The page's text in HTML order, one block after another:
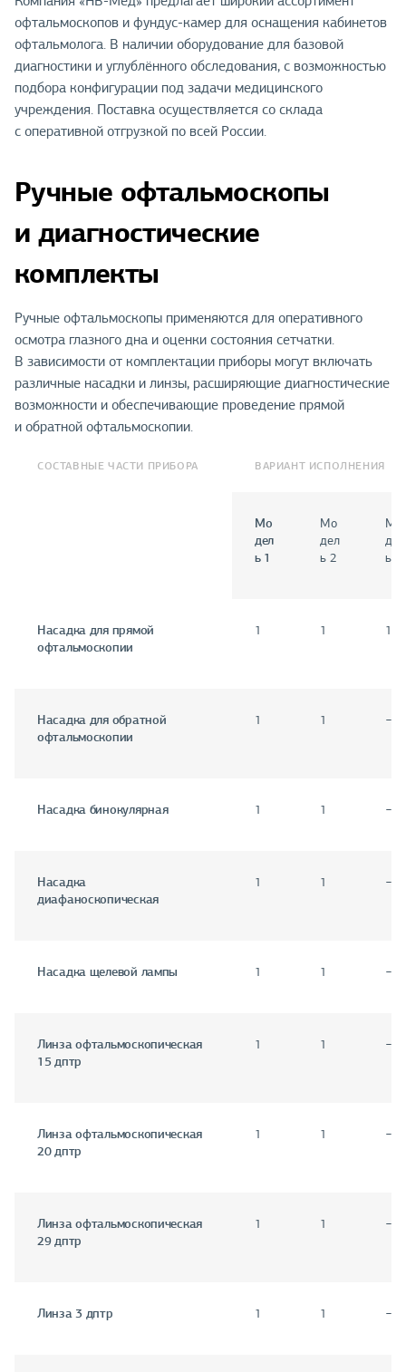
офтальмоскопов и фундус-камер для оснащения кабинетов
офтальмолога. В наличии оборудование для базовой
диагностики и углублённого обследования, с возможностью
подбора конфигурации под задачи медицинского
учреждения. Поставка осуществляется со склада
с оперативной отгрузкой по всей России.
Ручные офтальмоскопы
и диагностические
комплекты
Ручные офтальмоскопы применяются для оперативного
осмотра глазного дна и оценки состояния сетчатки.
В зависимости от комплектации приборы могут включать
различные насадки и линзы, расширяющие диагностические
возможности и обеспечивающие проведение прямой
и обратной офтальмоскопии.
СОСТАВНЫЕ ЧАСТИ ПРИБОРА ВАРИАНТ ИСПОЛНЕНИЯ
Мо
дел
ь 1
Мо
дел
ь 2
Мо
дел
ь 3
Насадка для прямой
офтальмоскопии
1 1 1
Насадка для обратной
офтальмоскопии
1 1 −
Насадка бинокулярная 1 1 −
Насадка
диафаноскопическая
1 1 −
Насадка щелевой лампы 1 1 −
Линза офтальмоскопическая
15 дптр
1 1 −
Линза офтальмоскопическая
20 дптр
1 1 −
Линза офтальмоскопическая
29 дптр
1 1 −
Линза 3 дптр 1 1 −